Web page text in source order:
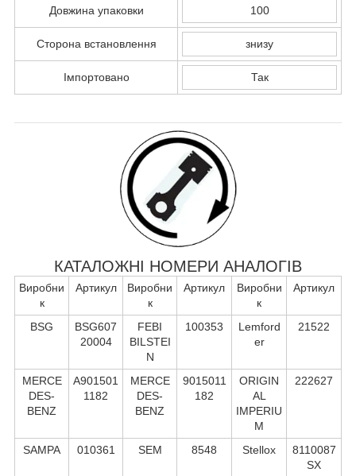
Довжина упаковки 100
Сторона встановлення знизу
Імпортовано Так
КАТАЛОЖНІ НОМЕРИ АНАЛОГІВ
Виробни
к
Артикул
Виробни
к
Артикул
Виробни
к
Артикул
BSG
BSG607
20004
FEBI
BILSTEI
N
100353
Lemford
er
21522
MERCE
DES-
BENZ
A901501
1182
MERCE
DES-
BENZ
9015011
182
ORIGIN
AL
IMPERIU
M
222627
SAMPA 010361 SEM 8548 Stellox
8110087
SX